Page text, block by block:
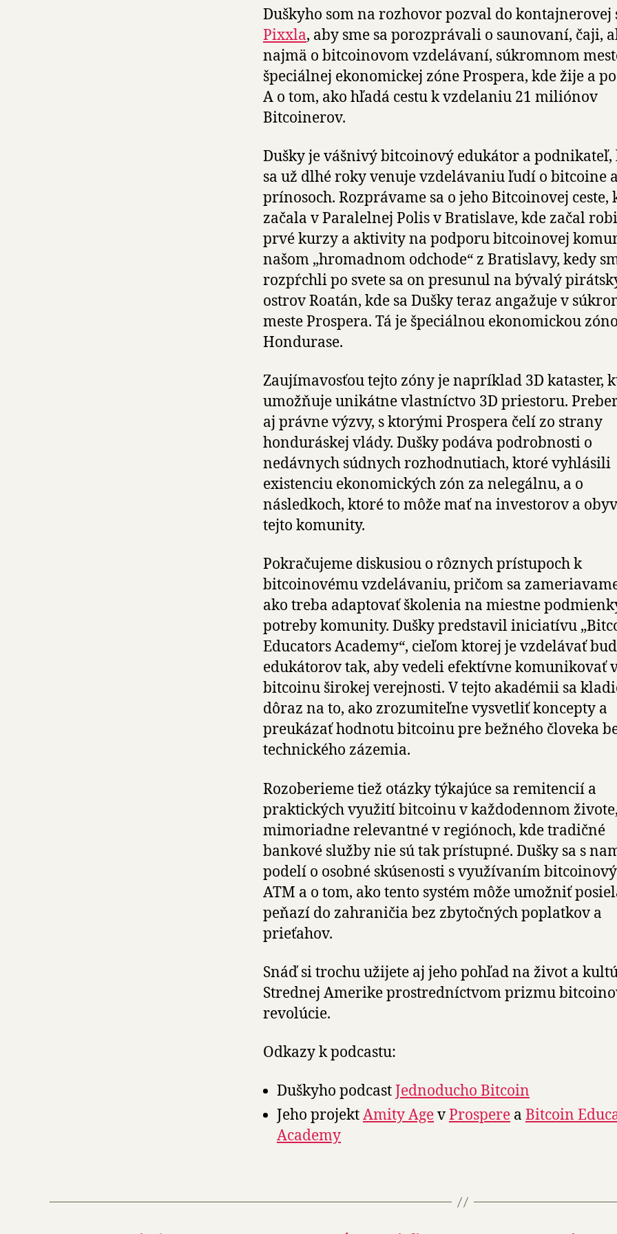
i
Duškyho som na rozhovor pozval do kontajnerovej
Pixxla, aby sme sa porozprávali o saunovaní, čaji,
najmä o bitcoinovom vzdelávaní, súkromnom
špeciálnej ekonomickej zóne Prospera, kde žije a
A o tom, ako hľadá cestu k vzdelaniu 21 miliónov
Bitcoinerov.
Dušky je vášnivý bitcoinový edukátor a
sa už dlhé roky venuje vzdelávaniu ľudí o bitcoine
prínosoch. Rozprávame sa o jeho Bitcoinovej ceste,
začala v Paralelnej Polis v Bratislave, kde začal
prvé kurzy a aktivity na podporu bitcoinovej
našom „hromadnom odchode“ z Bratislavy, kedy
rozpŕchli po svete sa on presunul na bývalý
ostrov Roatán, kde sa Dušky teraz angažuje v
meste Prospera. Tá je špeciálnou ekonomickou
Hondurase.
Zaujímavosťou tejto zóny je napríklad 3D kataster,
umožňuje unikátne vlastníctvo 3D priestoru.
aj právne výzvy, s ktorými Prospera čelí zo strany
honduráskej vlády. Dušky podáva podrobnosti o
nedávnych súdnych rozhodnutiach, ktoré vyhlásili
existenciu ekonomických zón za nelegálnu, a o
následkoch, ktoré to môže mať na investorov a
tejto komunity.
Pokračujeme diskusiou o rôznych prístupoch k
bitcoinovému vzdelávaniu, pričom sa
ako treba adaptovať školenia na miestne
potreby komunity. Dušky predstavil iniciatívu
Educators Academy“, cieľom ktorej je vzdelávať
edukátorov tak, aby vedeli efektívne komunikovať
bitcoinu širokej verejnosti. V tejto akadémii sa
dôraz na to, ako zrozumiteľne vysvetliť koncepty a
preukázať hodnotu bitcoinu pre bežného človeka
technického zázemia.
Rozoberieme tiež otázky týkajúce sa remitencií a
praktických využití bitcoinu v každodennom
mimoriadne relevantné v regiónoch, kde tradičné
bankové služby nie sú tak prístupné. Dušky sa s
podelí o osobné skúsenosti s využívaním
ATM a o tom, ako tento systém môže umožniť
peňazí do zahraničia bez zbytočných poplatkov a
prieťahov.
Snáď si trochu užijete aj jeho pohľad na život a
Strednej Amerike prostredníctvom prizmu
revolúcie.
Odkazy k podcastu:
Duškyho podcastJednoducho Bitcoin
Jeho projektAmity AgevProspere a Bitcoin
Academy